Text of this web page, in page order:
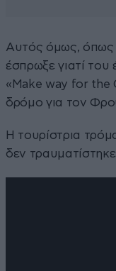
Αυτός όμως, όπως
έσπρωξε γιατί
«Make way for the
δρόμο για τον
Η τουρίστρια
δεν